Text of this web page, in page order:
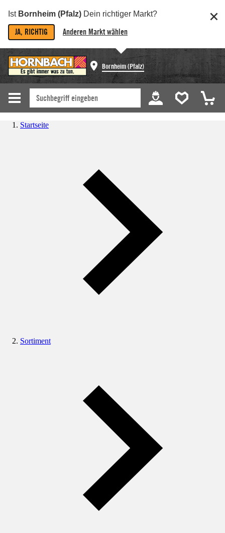
Ist Bornheim (Pfalz) Dein richtiger Markt?
JA, RICHTIG Anderen Markt wählen
Bornheim (Pfalz)
Startseite
Sortiment